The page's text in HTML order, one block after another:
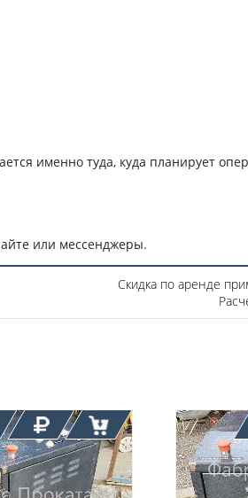
именно туда, куда планирует
или мессенджеры.
Скидка по аренде